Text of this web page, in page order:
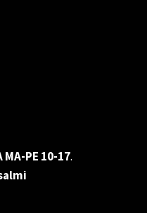
MA-PE 10-17.